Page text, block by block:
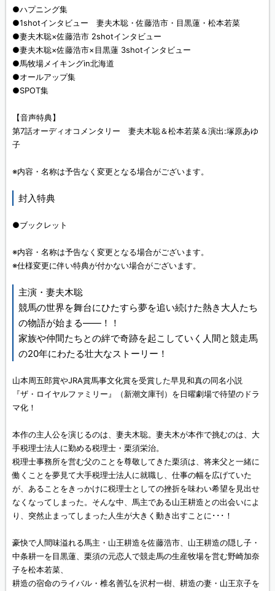
●ハプニング集
●1shotインタビュー 妻夫木聡・佐藤浩市・目黒蓮・松本若菜
●妻夫木聡×佐藤浩市 2shotインタビュー
●妻夫木聡×佐藤浩市×目黒蓮 3shotインタビュー
●馬牧場メイキングin北海道
●オールアップ集
●SPOT集
【音声特典】
第7話オーディオコメンタリー 妻夫木聡＆松本若菜＆演出:塚原あゆ
子
※内容・名称は予告なく変更となる場合がございます。
封入特典
●ブックレット
※内容・名称は予告なく変更となる場合がございます。
※仕様変更に伴い特典が付かない場合がございます。
主演・妻夫木聡
競馬の世界を舞台にひたすら夢を追い続けた熱き大人たち
の物語が始まる――！！
家族や仲間たちとの絆で奇跡を起こしていく人間と競走馬
の20年にわたる壮大なストーリー！
山本周五郎賞やJRA賞馬事文化賞を受賞した早見和真の同名小説
『ザ・ロイヤルファミリー』（新潮文庫刊）を日曜劇場で待望のドラ
マ化！
本作の主人公を演じるのは、妻夫木聡。妻夫木が本作で挑むのは、大
手税理士法人に勤める税理士・栗須栄治。
税理士事務所を営む父のことを尊敬してきた栗須は、将来父と一緒に
働くことを夢見て大手税理士法人に就職し、仕事の幅を広げていた
が、あることをきっかけに税理士としての挫折を味わい希望を見出せ
なくなってしまった。そんな中、馬主である山王耕造との出会いによ
り、突然止まってしまった人生が大きく動き出すことに･･･！
豪快で人間味溢れる馬主・山王耕造を佐藤浩市、山王耕造の隠し子・
中条耕一を目黒蓮、栗須の元恋人で競走馬の生産牧場を営む野崎加奈
子を松本若菜、
耕造の宿命のライバル・椎名善弘を沢村一樹、耕造の妻・山王京子を